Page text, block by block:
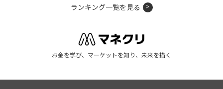
ランキング一覧を見る
お金を学び、マーケットを知り、未来を描く